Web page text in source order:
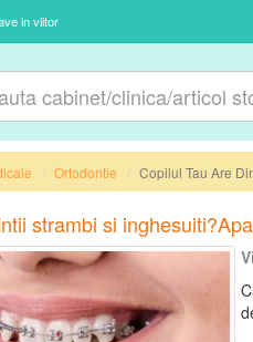
in viitor
Ortodontie Copilul Tau Are
strambi si